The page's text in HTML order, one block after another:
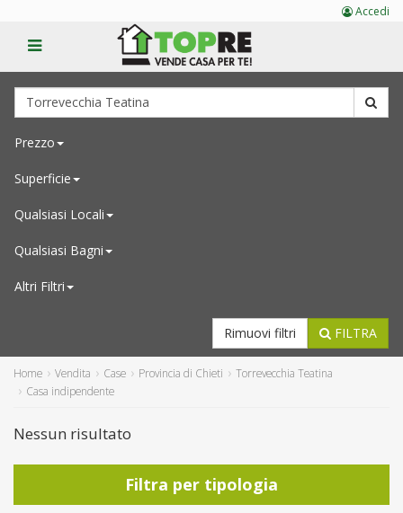
Prezzo
Superficie
Qualsiasi Locali
Qualsiasi Bagni
Altri Filtri
FILTRA
Rimuovi filtri
Home Vendita Case Provincia di Chieti
Torrevecchia Teatina
Casa indipendente
Nessun risultato
Filtra per tipologia
Accedi